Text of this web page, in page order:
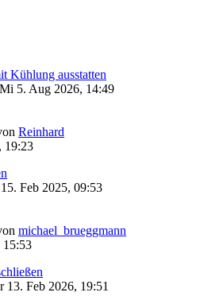
Kühlung ausstatten
Mi 5. Aug 2026, 14:49
Reinhard
19:23
15. Feb 2025, 09:53
michael_brueggmann
15:53
13. Feb 2026, 19:51